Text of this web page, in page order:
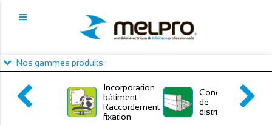
Nos gammes produits :
Incorporation
bâtiment -
Raccordement
fixation
Conduits
de
distribution